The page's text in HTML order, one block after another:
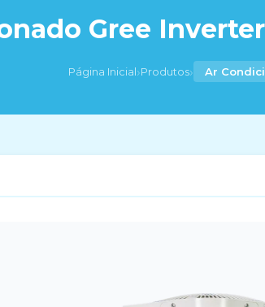
Gree
Página Inicial›Produtos› Ar